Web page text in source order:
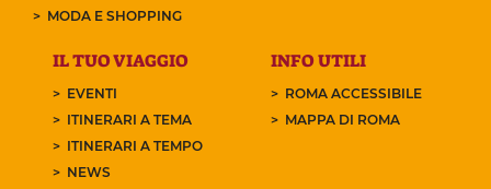
MODA E SHOPPING
IL TUO VIAGGIO
EVENTI
ITINERARI A TEMA
ITINERARI A TEMPO
NEWS
INFO UTILI
ROMA ACCESSIBILE
MAPPA DI ROMA